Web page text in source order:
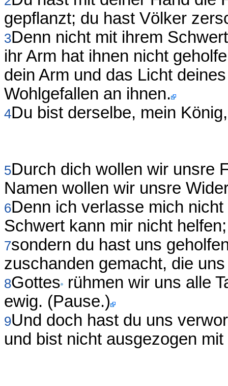
gepflanzt; du hast Völker
3Denn nicht mit ihrem
ihr Arm hat ihnen nicht
dein Arm und das Licht
Wohlgefallen an ihnen.
4Du bist derselbe, mein
5Durch dich wollen wir unsre
Namen wollen wir unsre
6Denn ich verlasse mich
Schwert kann mir nicht helfen;
7sondern du hast uns
zuschanden gemacht, die
8Gottes rühmen wir uns alle
ewig. (Pause.)
9Und doch hast du uns
und bist nicht ausgezogen